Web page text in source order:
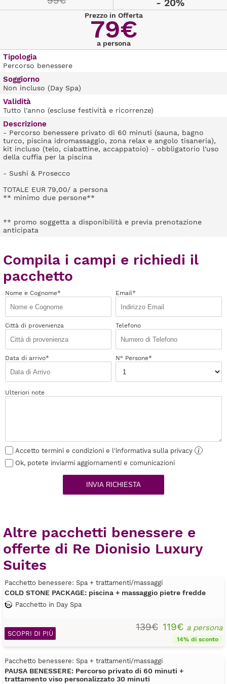
- 20%
Prezzo in Offerta
79€
a persona
Tipologia
Percorso benessere
Soggiorno
Non incluso (Day Spa)
Validità
Tutto l'anno (escluse festività e ricorrenze)
Descrizione
- Percorso benessere privato di 60 minuti (sauna, bagno
turco, piscina idromassaggio, zona relax e angolo tisaneria),
kit incluso (telo, ciabattine, accappatoio) - obbligatorio l'uso
della cuffia per la piscina
- Sushi & Prosecco
TOTALE EUR 79,00/ a persona
** minimo due persone**
** promo soggetta a disponibilità e previa prenotazione
anticipata
Compila i campi e richiedi il
pacchetto
Nome e Cognome* Email*
Città di provenienza Telefono
Data di arrivo* N° Persone*
Ulteriori note
Accetto termini e condizioni e l'informativa sulla privacy
i
Ok, potete inviarmi aggiornamenti e comunicazioni
INVIA RICHIESTA
Altre pacchetti benessere e
offerte di Re Dionisio Luxury
Suites
Pacchetto benessere: Spa + trattamenti/massaggi
COLD STONE PACKAGE: piscina + massaggio pietre fredde
Pacchetto in Day Spa
139€ 119€ a persona
14% di sconto
SCOPRI DI PIÙ
Pacchetto benessere: Spa + trattamenti/massaggi
PAUSA BENESSERE: Percorso privato di 60 minuti +
trattamento viso personalizzato 30 minuti